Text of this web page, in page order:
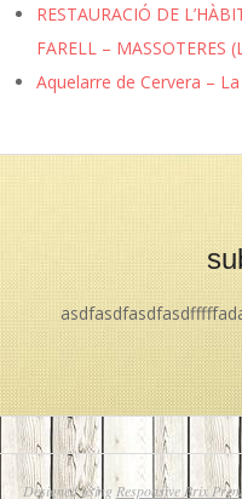
RESTAURACIÓ DE
FARELL – MASSOTERES
Aquelarre de Cervera –
Designed using Responsive Brix